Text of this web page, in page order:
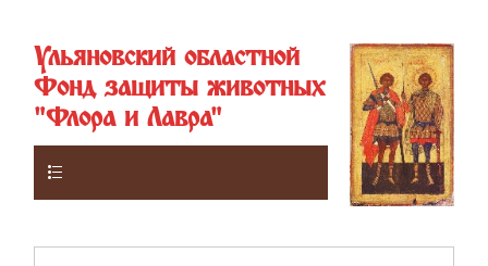
Ульяновский областной
Фонд защиты животных
"Флора и Лавра"